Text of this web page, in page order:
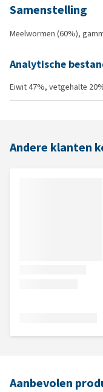
Samenstelling
Meelwormen (60%),
Analytische
Eiwit 47%, vetgehalte
Andere klanten
Aanbevolen